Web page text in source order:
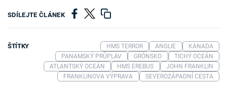
SDÍLEJTE ČLÁNEK
ŠTÍTKY HMS TERROR ANGLIE
KANADA
PANAMSKÝ PRŮPLAV
GRÓNSKO
TICHÝ OCEÁN
ATLANTSKÝ OCEÁN
HMS EREBUS
JOHN FRANKLIN
FRANKLINOVA VÝPRAVA
SEVEROZÁPADNÍ CESTA